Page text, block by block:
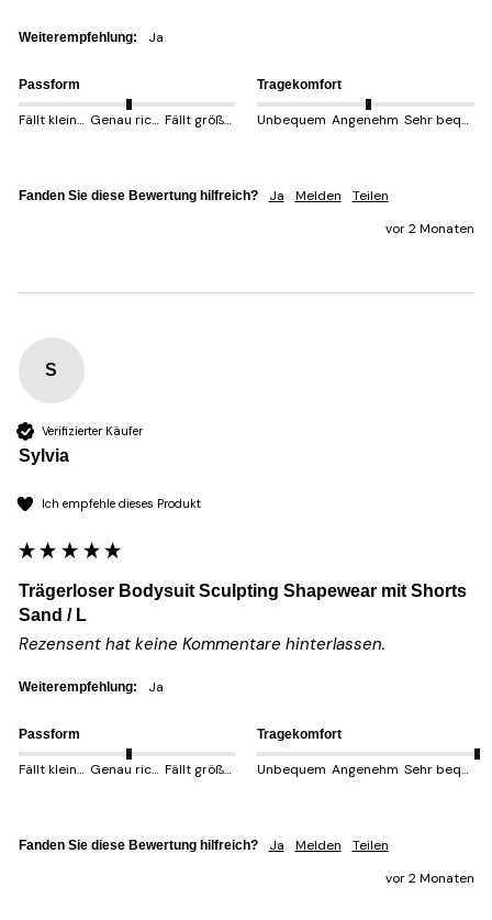
Weiterempfehlung: Ja
Passform
Fällt kleiner aus Genau richtig Fällt größer aus
Tragekomfort
Unbequem Angenehm Sehr bequem
Fanden Sie diese Bewertung hilfreich? Ja Melden
Teilen
vor 2 Monaten
S
Verifizierter Käufer
Sylvia
Ich empfehle dieses Produkt
Trägerloser Bodysuit Sculpting Shapewear mit Shorts
Sand / L
Rezensent hat keine Kommentare hinterlassen.
Weiterempfehlung: Ja
Passform
Fällt kleiner aus Genau richtig Fällt größer aus
Tragekomfort
Unbequem Angenehm Sehr bequem
Fanden Sie diese Bewertung hilfreich? Ja Melden
Teilen
vor 2 Monaten